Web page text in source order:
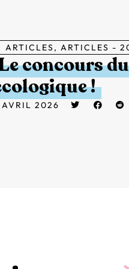
ARTICLES, ARTICLES -
concours
!
2026